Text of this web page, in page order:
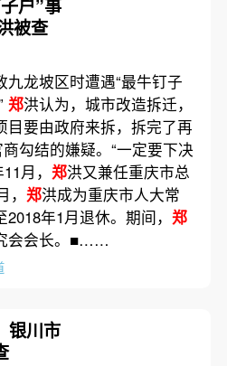
户”事
被查
龙坡区时遭遇“最牛钉子
郑洪认为，城市改造拆迁，
目要由政府来拆，拆完了再
勾结的嫌疑。“一定要下决
月， 郑洪又兼任重庆市总
郑洪成为重庆市人大常
年1月退休。期间， 郑
会会长。■……
银川市